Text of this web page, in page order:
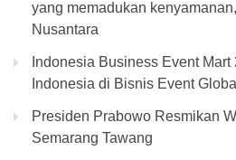
yang memadukan
Nusantara
Indonesia Business Event
Indonesia di Bisnis Event Global
Presiden Prabowo Resmikan
Semarang Tawang